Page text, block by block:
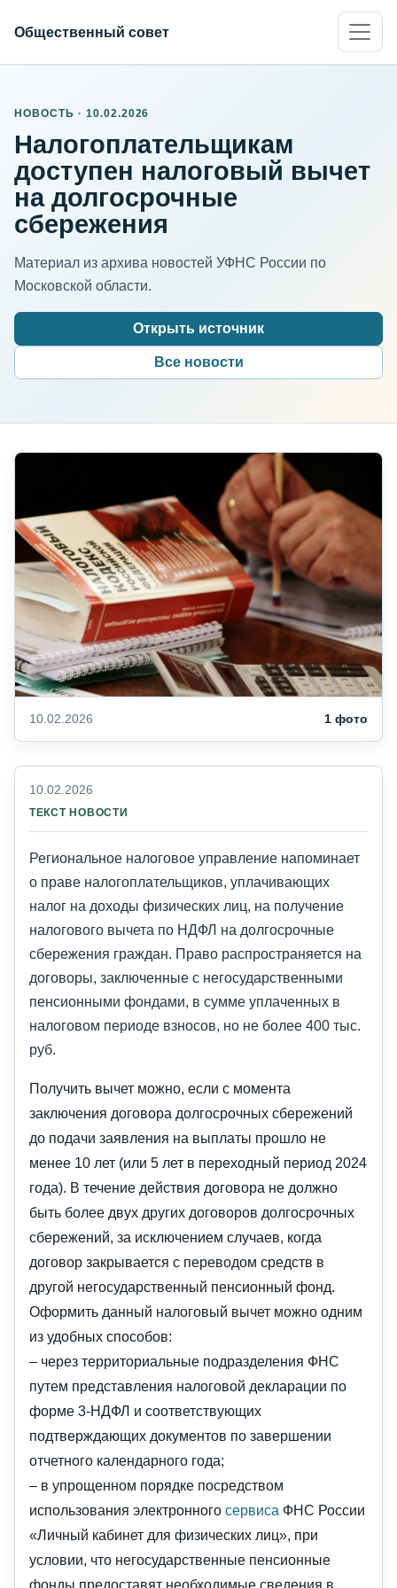
Общественный совет
НОВОСТЬ · 10.02.2026
Налогоплательщикам
доступен налоговый вычет
на долгосрочные
сбережения
Материал из архива новостей УФНС России по
Московской области.
Открыть источник
Все новости
10.02.2026 1 фото
10.02.2026
ТЕКСТ НОВОСТИ
Региональное налоговое управление напоминает
о праве налогоплательщиков, уплачивающих
налог на доходы физических лиц, на получение
налогового вычета по НДФЛ на долгосрочные
сбережения граждан. Право распространяется на
договоры, заключенные с негосударственными
пенсионными фондами, в сумме уплаченных в
налоговом периоде взносов, но не более 400 тыс.
руб.
Получить вычет можно, если с момента
заключения договора долгосрочных сбережений
до подачи заявления на выплаты прошло не
менее 10 лет (или 5 лет в переходный период 2024
года). В течение действия договора не должно
быть более двух других договоров долгосрочных
сбережений, за исключением случаев, когда
договор закрывается с переводом средств в
другой негосударственный пенсионный фонд.
Оформить данный налоговый вычет можно одним
из удобных способов:
– через территориальные подразделения ФНС
путем представления налоговой декларации по
форме 3-НДФЛ и соответствующих
подтверждающих документов по завершении
отчетного календарного года;
– в упрощенном порядке посредством
использования электронного сервиса ФНС России
«Личный кабинет для физических лиц», при
условии, что негосударственные пенсионные
фонды предоставят необходимые сведения в